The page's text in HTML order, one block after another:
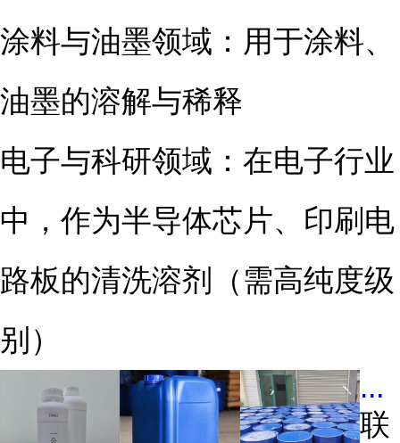
涂料与油墨领域：用于涂料、
油墨的溶解与稀释
电子与科研领域：在电子行业
中，作为半导体芯片、印刷电
路板的清洗溶剂（需高纯度级
别）
...
联